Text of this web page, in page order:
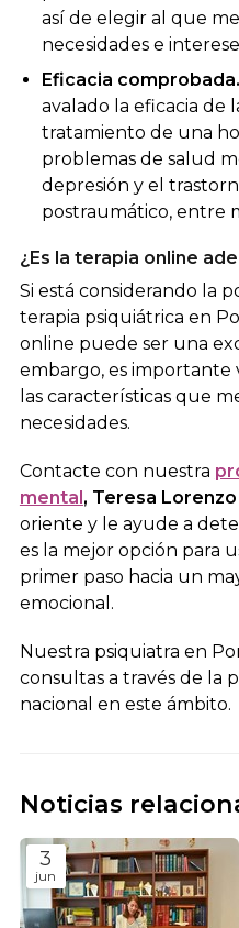
así de elegir al que
necesidades e
Eficacia comprobada.
avalado la eficacia de
tratamiento de una
problemas de salud
depresión y el
postraumático, entre
¿Es la terapia online
Si está considerando la
terapia psiquiátrica en
online puede ser una
embargo, es importante
las características que
necesidades.
Contacte con nuestra
mental , Teresa
oriente y le ayude a
es la mejor opción para
primer paso hacia un
emocional.
Nuestra psiquiatra en
consultas a través de la
nacional en este ámbito.
Noticias
3
jun